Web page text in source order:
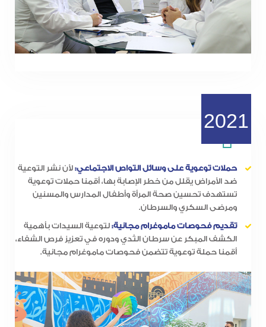
2021
حملات توعوية على وسائل التواص الاجتماعي: لأن نشر التوعية
ضد الأمراض يقلل من خطر الإصابة بها، أقمنا حملات توعوية
تستهدف تحسين صحة المرأة وأطفال المدارس والمسنين
ومرضى السكري والسرطان.
تقديم فحوصات ماموغرام مجانية: لتوعية السيدات بأهمية
الكشف المبكر عن سرطان الثدي ودوره في تعزيز فرص الشفاء،
أقمنا حملة توعوية تتضمن فحوصات ماموغرام مجانية.